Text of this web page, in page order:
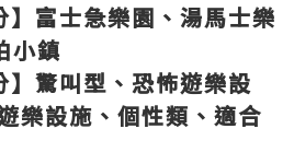
富士急樂園、湯馬士樂
小鎮
驚叫型、恐怖遊樂設
樂設施、個性類、適合